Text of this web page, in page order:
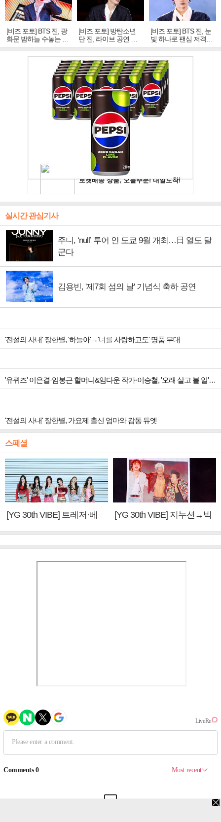
[비즈 포토] BTS 진, 광
화문 밤하늘 수놓는 '비
주얼 킹'의 열창
[비즈 포토] 방탄소년
단 진, 라이브 공연 중
빛나는 독보적 아우라
[비즈 포토] BTS 진, 눈
빛 하나로 팬심 저격…
독보적 카리스마
실시간 관심기사
주니, ‘null’ 투어 인 도쿄 9월 개최…日 열도 달
군다
김용빈, '제7회 섬의 날' 기념식 축하 공연
'전설의 사내' 장한별, '하늘아'→'너를 사랑하고도' 명품 무대
'유퀴즈' 이은결·임봉근 할머니&임다운 작가·이승철, '오래 살고 볼 일' 특집 출격
'전설의 사내' 장한별, 가요제 출신 엄마와 감동 듀엣
스페셜
[YG 30th VIBE] 트레저·베
[YG 30th VIBE] 지누션→빅